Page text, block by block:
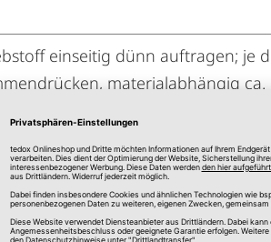
einseitig dünn auftragen; je
materialabhängig